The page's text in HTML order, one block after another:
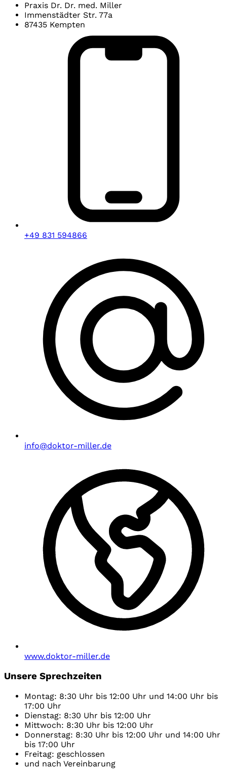
Praxis Dr. Dr. med. Miller
Immenstädter Str. 77a
87435 Kempten
+49 831 594866
info@doktor-miller.de
www.doktor-miller.de
Unsere Sprechzeiten
Montag: 8:30 Uhr bis 12:00 Uhr und 14:00 Uhr bis
17:00 Uhr
Dienstag: 8:30 Uhr bis 12:00 Uhr
Mittwoch: 8:30 Uhr bis 12:00 Uhr
Donnerstag: 8:30 Uhr bis 12:00 Uhr und 14:00 Uhr
bis 17:00 Uhr
Freitag: geschlossen
und nach Vereinbarung